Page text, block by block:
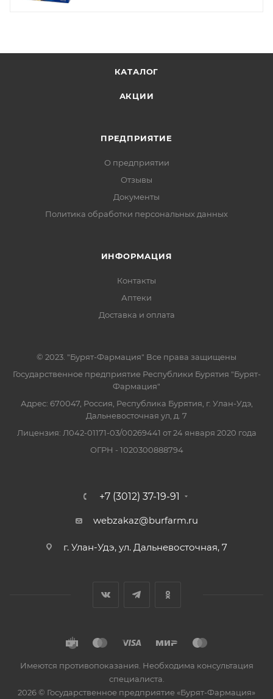
КАТАЛОГ
АКЦИИ
ПРЕДПРИЯТИЕ
О предприятии
Отзывы
Документы
Политика обработки персональных данных
ИНФОРМАЦИЯ
Контакты
Аптеки
Доставка и оплата
© 2023. "Бурят-Фармация" Все права защищены
Государственное предприятие Республики Бурятия "Бурят-
Фармация"
Адрес: 670047, Россия, Республика Бурятия, г. Улан-Удэ,
Дальневосточная ул, д. 7
Лицензия: Л042-01171-03/00269441 от 24 января 2020 года
ОГРН - 1020300888794
+7 (3012) 37-19-91
webzakaz@burfarm.ru
г. Улан-Удэ, ул. Дальневосточная, 7
Имеются противопоказания. Необходима консультация
специалиста.
2026 © Государственное предприятие «Бурят-Фармация»